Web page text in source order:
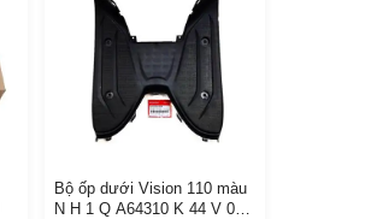
Bộ ốp dưới Vision 110 màu
N H 1 Q A64310 K 44 V 00